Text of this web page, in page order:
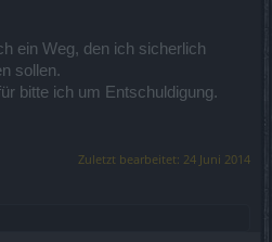
ein Weg, den ich sicherlich
sollen.
bitte ich um Entschuldigung.
Zuletzt bearbeitet: 24 Juni 2014